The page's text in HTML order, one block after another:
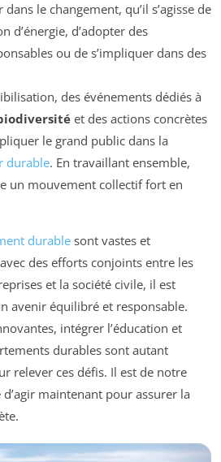
le changement, qu’il s’agisse de
d’énergie, d’adopter des
ou de s’impliquer dans des
des événements dédiés à
et des actions concrètes
le grand public dans la
durable. En travaillant ensemble,
un mouvement collectif fort en
durablesont vastes et
des efforts conjoints entre les
et la société civile, il est
avenir équilibré et responsable.
intégrer l’éducation et
durables sont autant
relever ces défis. Il est de notre
maintenant pour assurer la